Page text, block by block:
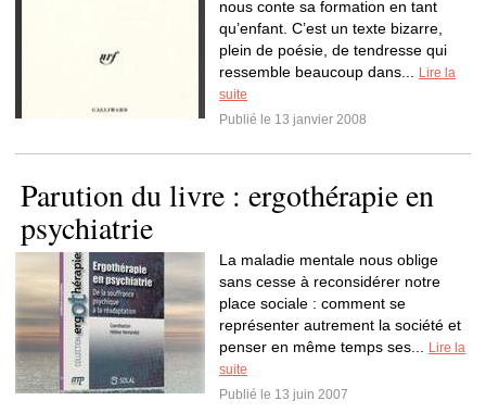
nous conte sa formation en tant
qu’enfant. C’est un texte bizarre,
plein de poésie, de tendresse qui
ressemble beaucoup dans...
Lire la
suite
Publié le 13 janvier 2008
Parution du livre : ergothérapie en
psychiatrie
La maladie mentale nous oblige
sans cesse à reconsidérer notre
place sociale : comment se
représenter autrement la société et
penser en même temps ses...
Lire la
suite
Publié le 13 juin 2007